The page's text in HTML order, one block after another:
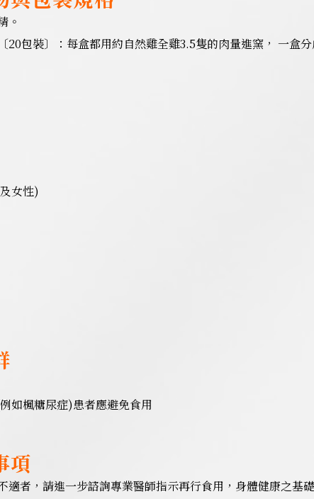
。
20包裝〕：每盒都用約自然雞全雞3.5隻的肉量進窯， 一盒
女性)
如楓糖尿症)患者應避免食用
項
適者，請進一步諮詢專業醫師指示再行食用，身體健康之基